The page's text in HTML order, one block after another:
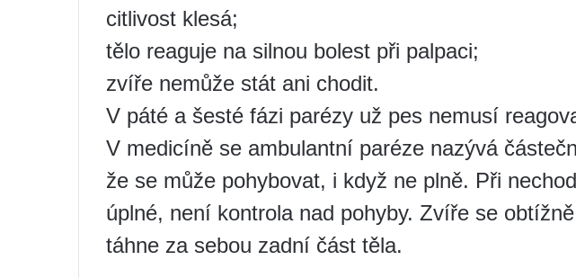
citlivost klesá;
tělo reaguje na silnou bolest při palpaci;
zvíře nemůže stát ani chodit.
V páté a šesté fázi parézy už pes nemusí
V medicíně se ambulantní paréze nazývá
že se může pohybovat, i když ne plně. Při
úplné, není kontrola nad pohyby. Zvíře se
táhne za sebou zadní část těla.